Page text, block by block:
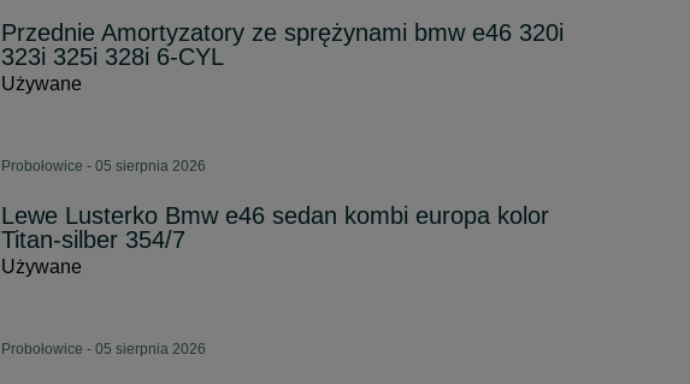
Przednie Amortyzatory ze sprężynami bmw e46 320i
323i 325i 328i 6-CYL
Używane
Probołowice - 05 sierpnia 2026
Lewe Lusterko Bmw e46 sedan kombi europa kolor
Titan-silber 354/7
Używane
Probołowice - 05 sierpnia 2026